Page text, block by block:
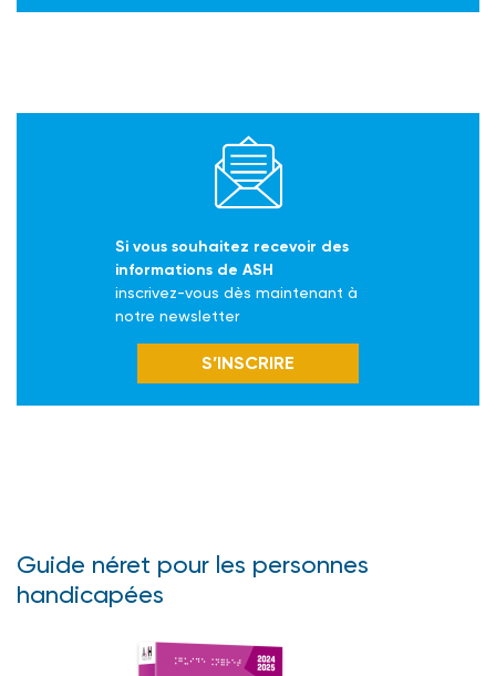
Si vous souhaitez recevoir des
informations de ASH
inscrivez-vous dès maintenant à
notre newsletter
S’INSCRIRE
Guide néret pour les personnes
handicapées